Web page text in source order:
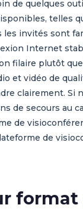
de quelques
telles
invités sont
Internet
filaire plutôt
et vidéo de
clairement.
de secours au
de
de